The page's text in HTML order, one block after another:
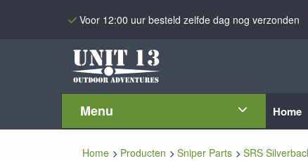
Voor 12:00 uur besteld zelfde dag nog verzonden
Menu Home
Home Producten Sniper Parts SRS